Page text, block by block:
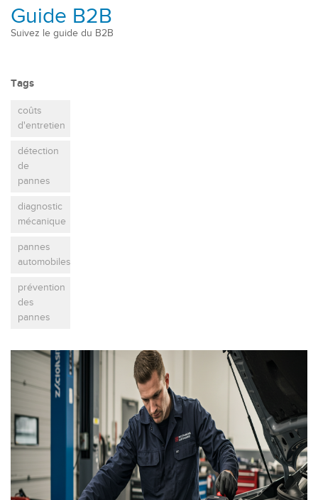
Guide B2B
Suivez le guide du B2B
Tags
coûts
d'entretien
détection
de
pannes
diagnostic
mécanique
pannes
automobiles
prévention
des
pannes